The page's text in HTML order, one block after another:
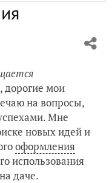
и игра в ассоциации
цеструм Парка
9 прекрасных
дорогие мои
на вопросы,
Мне
новых идей и
оформления
использования
даче.